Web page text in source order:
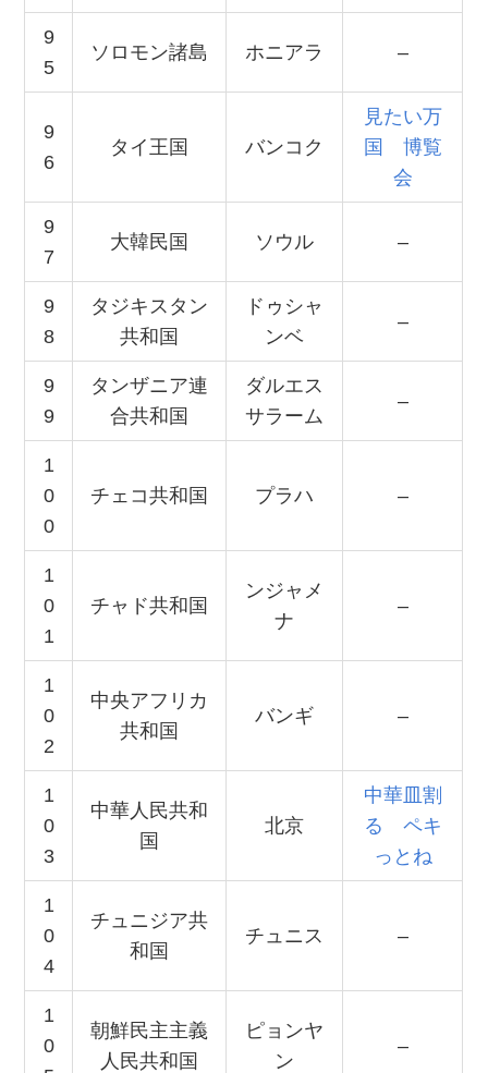
9
5
ソロモン諸島 ホニアラ –
9
6
タイ王国 バンコク
見たい万
国 博覧
会
9
7
大韓民国 ソウル –
9
8
タジキスタン
共和国
ドゥシャ
ンベ
–
9
9
タンザニア連
合共和国
ダルエス
サラーム
–
1
0
0
チェコ共和国 プラハ –
1
0
1
チャド共和国
ンジャメ
ナ
–
1
0
2
中央アフリカ
共和国
バンギ –
1
0
3
中華人民共和
国
北京
中華皿割
る ペキ
っとね
1
0
4
チュニジア共
和国
チュニス –
1
0
朝鮮民主主義
人民共和国
ピョンヤ
ン
–